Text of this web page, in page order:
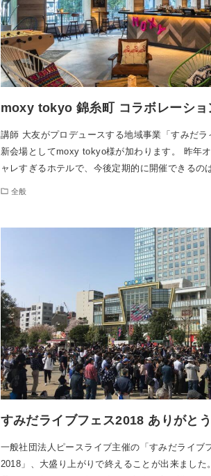
moxy tokyo 錦糸町 コラボレーショ
講師 大友がプロデュースする地域事業「すみだラ
新会場としてmoxy tokyo様が加わります。 昨年
ャレすぎるホテルで、今後定期的に開催できるの
全般
すみだライブフェス2018 ありがと
一般社団法人ピースライブ主催の「すみだライブ
2018」、大盛り上がりで終えることが出来ました